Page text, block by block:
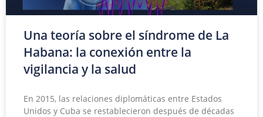
Una teoría sobre el síndrome de La
Habana: la conexión entre la
vigilancia y la salud
En 2015, las relaciones diplomáticas entre Estados
Unidos y Cuba se restablecieron después de décadas